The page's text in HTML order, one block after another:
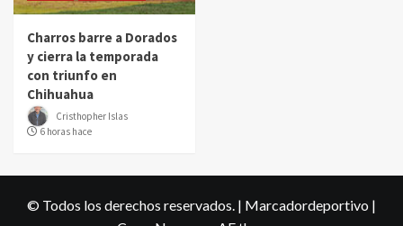
Charros barre a Dorados
y cierra la temporada
con triunfo en
Chihuahua
Cristhopher Islas
6 horas hace
© Todos los derechos reservados. | Marcadordeportivo |